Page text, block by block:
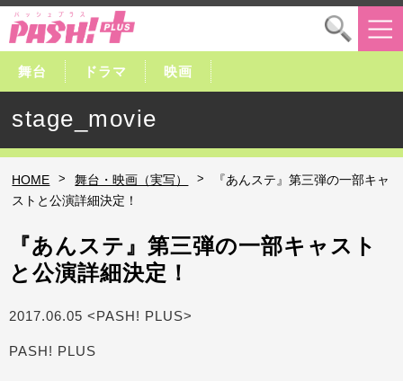
舞台 ドラマ 映画
stage_movie
HOME > 舞台・映画（実写） >
『あんステ』第三弾の一部キャ
ストと公演詳細決定！
『あんステ』第三弾の一部キャスト
と公演詳細決定！
2017.06.05 <PASH! PLUS>
PASH! PLUS